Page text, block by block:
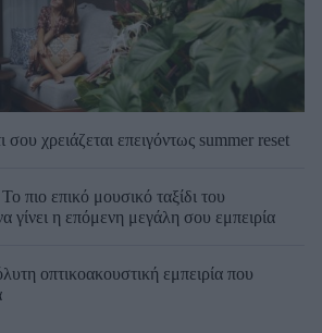
σου χρειάζεται επειγόντως summer reset
πιο επικό μουσικό ταξίδι του
γίνει η επόμενη μεγάλη σου εμπειρία
οπτικοακουστική εμπειρία που